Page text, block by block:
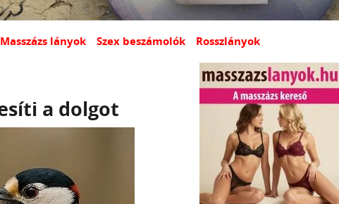
Masszázs lányok Szex beszámolók Rosszlányok
a dolgot